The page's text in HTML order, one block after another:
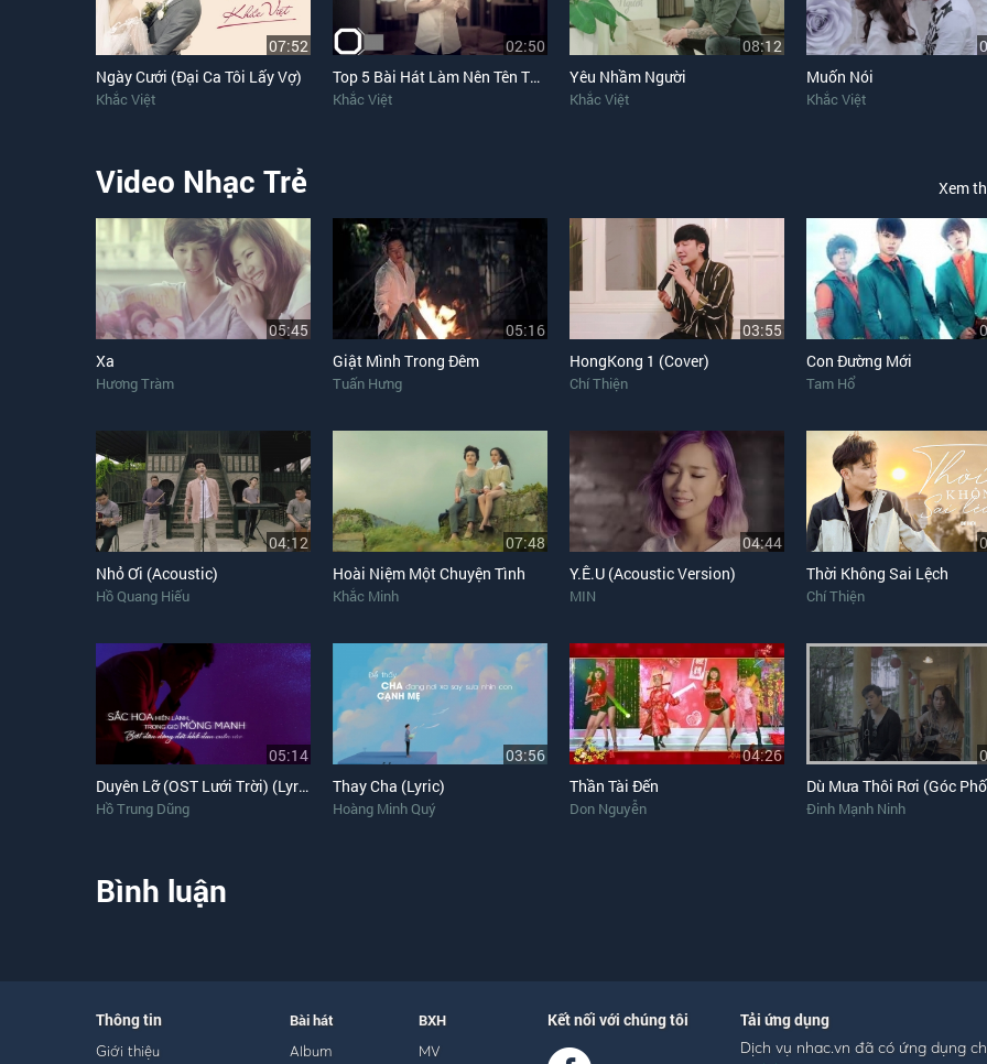
07:52
Ngày Cưới (Đại Ca Tôi Lấy Vợ)
Khắc Việt
02:50
Top 5 Bài Hát Làm Nên Tên Tuổi Của Khắc Việt
Khắc Việt
08:12
Yêu Nhầm Người
Khắc Việt
Muốn Nói
Khắc Việt
Video Nhạc Trẻ Xem
05:45
Xa
Hương Tràm
05:16
Giật Mình Trong Đêm
Tuấn Hưng
03:55
HongKong 1 (Cover)
Chí Thiện
Con Đường Mới
Tam Hổ
04:12
Nhỏ Ơi (Acoustic)
Hồ Quang Hiếu
07:48
Hoài Niệm Một Chuyện Tình
Khắc Minh
04:44
Y.Ê.U (Acoustic Version)
MIN
Thời Không Sai Lệch
Chí Thiện
05:14
Duyên Lỡ (OST Lưới Trời) (Lyric)
Hồ Trung Dũng
03:56
Thay Cha (Lyric)
Hoàng Minh Quý
04:26
Thần Tài Đến
Don Nguyễn Đinh Mạnh Ninh
Bình luận
Thông tin
Giới thiệu
Bài hát
Album
BXH
MV
Kết nối với chúng tôi Tải ứng dụng
Dịch vụ nhac.vn đã có ứng dụng